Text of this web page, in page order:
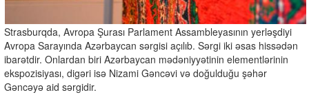
Strasburqda, Avropa Şurası Parlament Assambleyasının yerləşdiyi
Avropa Sarayında Azərbaycan sərgisi açılıb. Sərgi iki əsas hissədən
ibarətdir. Onlardan biri Azərbaycan mədəniyyətinin elementlərinin
ekspozisiyası, digəri isə Nizami Gəncəvi və doğulduğu şəhər
Gəncəyə aid sərgidir.